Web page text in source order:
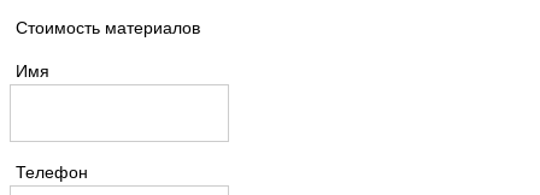
Стоимость материалов
Имя
Телефон